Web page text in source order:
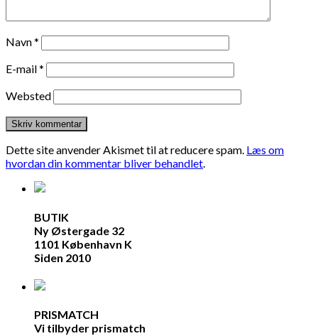
Navn*
E-mail*
Websted
Dette site anvender Akismet til at reducere spam. Læs om
hvordan din kommentar bliver behandlet.
BUTIK
Ny Østergade 32
1101 København K
Siden 2010
PRISMATCH
Vi tilbyder prismatch